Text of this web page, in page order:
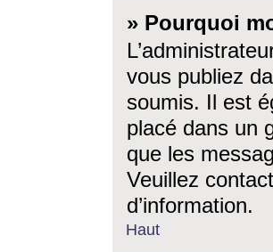
» Pourquoi
vous publiez
soumis. Il est
placé dans un
que les
Veuillez
d’information.
Haut